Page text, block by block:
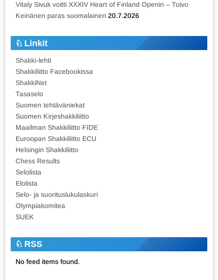
Vitaly Sivuk voitti XXXIV Heart of Finland Openin – Toivo
Keinänen paras suomalainen 20.7.2026
Linkit
Shakki-lehti
Shakkiliitto Facebookissa
ShakkiNet
Tasaselo
Suomen tehtäväniekat
Suomen Kirjeshakkiliitto
Maailman Shakkiliitto FIDE
Euroopan Shakkiliitto ECU
Helsingin Shakkiliitto
Chess Results
Selolista
Elolista
Selo- ja suorituslukulaskuri
Olympiakomitea
SUEK
RSS
No feed items found.